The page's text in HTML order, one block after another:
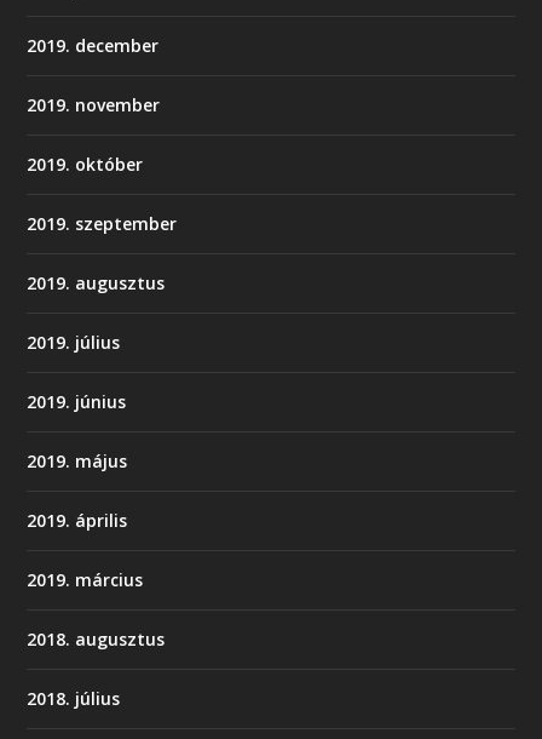
2019. december
2019. november
2019. október
2019. szeptember
2019. augusztus
2019. július
2019. június
2019. május
2019. április
2019. március
2018. augusztus
2018. július